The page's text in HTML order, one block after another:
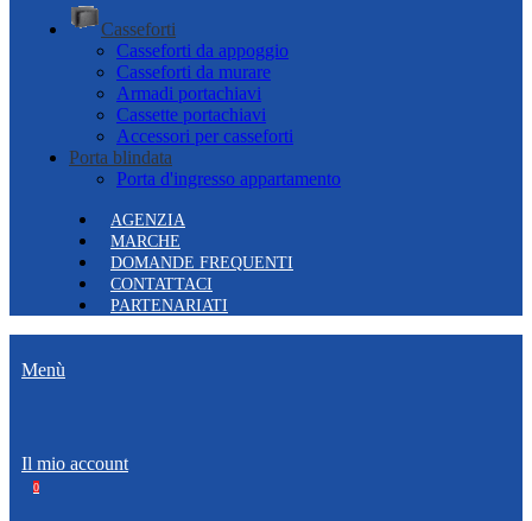
Casseforti
Casseforti da appoggio
Casseforti da murare
Armadi portachiavi
Cassette portachiavi
Accessori per casseforti
Porta blindata
Porta d'ingresso appartamento
AGENZIA
MARCHE
DOMANDE FREQUENTI
CONTATTACI
PARTENARIATI
Menù
Il mio account
0